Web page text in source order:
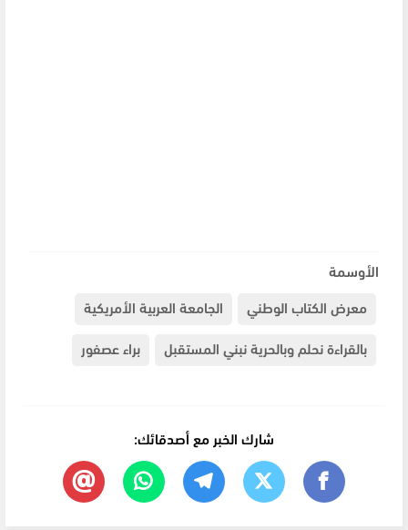
الأوسمة
معرض الكتاب الوطني
الجامعة العربية الأمريكية
بالقراءة نحلم وبالحرية نبني المستقبل
براء عصفور
شارك الخبر مع أصدقائك: